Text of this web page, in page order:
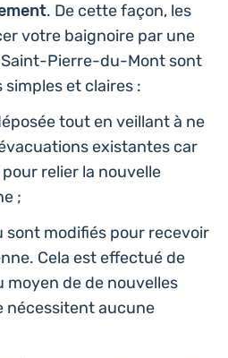
. De cette façon, les
votre bai­gnoire par une
Saint-Pierre-du-Mont sont
et claires :
tout en veillant à ne
exis­tantes car
relier la nou­velle
;
sont modi­fiés pour rece­voir
Cela est effec­tué de
moyen de de nou­velles
néces­sitent aucune